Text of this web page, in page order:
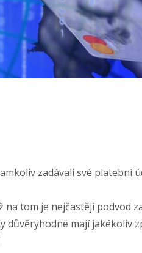
zadávali své platební
tom je nejčastěji podvod
důvěryhodné mají jakékoliv